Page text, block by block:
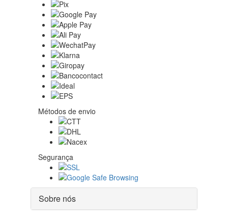
Métodos de envio
Segurança
Sobre nós